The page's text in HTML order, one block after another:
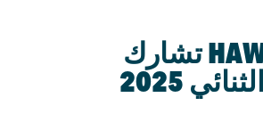
شركة HAWE CULTIVATION SYSTEMS تشارك
2025